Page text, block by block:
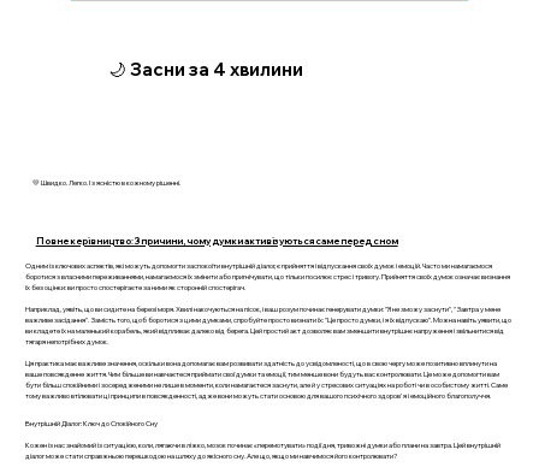
🌙 Засни за 4 хвилини
💛 Швидко. Легко. І з ясністю в кожному рішенні.
Повне керівництво: 3 причини, чому думки активізуються саме перед сном
Одним із ключових аспектів, які можуть допомогти заспокоїти внутрішній діалог, є прийняття і відпускання своїх думок і емоцій. Часто ми намагаємося
боротися з власними переживаннями, намагаємося їх змінити або пригнічувати, що тільки посилює стрес і тривогу. Прийняття своїх думок означає визнання
їх без оцінки: ви просто спостерігаєте за ними як сторонній спостерігач.
Наприклад, уявіть, що ви сидите на березі моря. Хвилі накочуються на пісок, і ваш розум починає генерувати думки: "Я не зможу заснути", "Завтра у мене
важливе засідання". Замість того, щоб боротися з цими думками, спробуйте просто визнати їх: "Це просто думки, і я їх відпускаю". Можна навіть уявити, що
ви кладете їх на маленький корабель, який відпливає далеко від берега. Цей простий акт дозволяє вам зменшити внутрішнє напруження і звільнитися від
тягаря непотрібних думок.
Ця практика має важливе значення, оскільки вона допомагає вам розвивати здатність до усвідомленості, що в свою чергу може позитивно вплинути на
ваше повсякденне життя. Чим більше ви навчаєтеся приймати свої думки та емоції, тим менше вони будуть вас контролювати. Це може допомогти вам
бути більш спокійними і зосередженими не лише в моменти, коли намагаєтеся заснути, але й у стресових ситуаціях на роботі чи в особистому житті. Саме
тому важливо втілювати ці принципи в повсякденності, адже вони можуть стати основою для вашого психічного здоров'я і емоційного благополуччя.
Внутрішній Діалог: Ключ до Спокійного Сну
Кожен із нас знайомий із ситуацією, коли, лягаючи в ліжко, мозок починає «перемотувати» події дня, тривожні думки або плани на завтра. Цей внутрішній
діалог може стати справжньою перешкодою на шляху до якісного сну. Але що, якщо ми навчимося його контролювати?